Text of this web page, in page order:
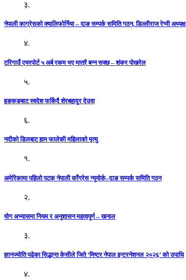
३.
नेपाली काग्रेसको क्यालिफोर्निया – दाङ सम्पर्क समिति गठन, डिल्लीराज रेग्मी अध्यक्ष
४.
टरिगाउँ एयरपोर्ट ५ अर्ब रकम भए मात्रै बन्न सक्छ – शंकर पोखरेल
५.
हङकङबाट स्वदेश फर्किदै शेरबहादुर देउवा
६.
नदीको डिलबाट हाम फालेकी महिलाको मृत्यु
१.
अमेरिकामा पहिलो पटक नेपाली काँग्रेस न्यूयोर्क–दाङ सम्पर्क समिति गठन
२.
योग अभ्यासमा नियम र अनुशासन महत्वपूर्ण – खनाल
३.
ज्ञानज्योति पढेका सिद्धान्त केसीले जिते ‘मिष्टर नेपाल इन्टरनेशनल २०२६’ को उपाधि
४.